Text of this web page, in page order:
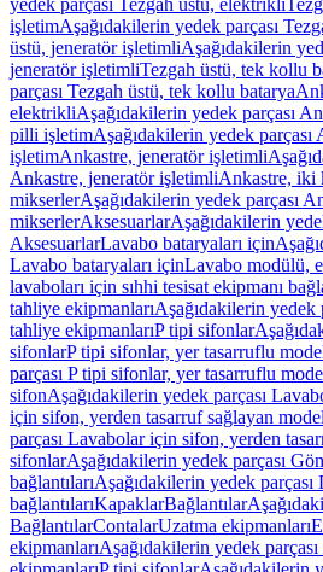
yedek parçası Tezgah üstü, elektrikli
işletimAşağıdakilerin yedek parçası
üstü, jeneratör işletimliAşağıdakilerin
jeneratör işletimliTezgah üstü, tek kollu
parçası Tezgah üstü, tek kollu batarya
elektrikliAşağıdakilerin yedek parçası
pilli işletimAşağıdakilerin yedek
işletimAnkastre, jeneratör işletimli
Ankastre, jeneratör işletimliAnkastre, iki
mikserlerAşağıdakilerin yedek parçası
mikserlerAksesuarlarAşağıdakilerin
AksesuarlarLavabo bataryaları için
Lavabo bataryaları içinLavabo modülü,
lavaboları için sıhhi tesisat ekipmanı
tahliye ekipmanlarıAşağıdakilerin yedek
tahliye ekipmanlarıP tipi sifonlar
sifonlarP tipi sifonlar, yer tasarruflu
parçası P tipi sifonlar, yer tasarruflu
sifonAşağıdakilerin yedek parçası
için sifon, yerden tasarruf sağlayan model
parçası Lavabolar için sifon, yerden
sifonlarAşağıdakilerin yedek parçası
bağlantılarıAşağıdakilerin yedek parçası
bağlantılarıKapaklarBağlantılar
BağlantılarContalarUzatma ekipmanları
ekipmanlarıAşağıdakilerin yedek